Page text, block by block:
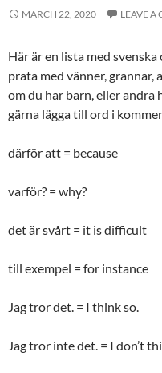
MARCH 22, 2020 LEAVE A
Här är en lista med
prata med vänner,
om du har barn, eller andra
gärna lägga till ord i
därför att = because
varför? = why?
det är svårt = it is difficult
till exempel = for instance
Jag tror det. = I think so.
Jag tror inte det. = I don’t